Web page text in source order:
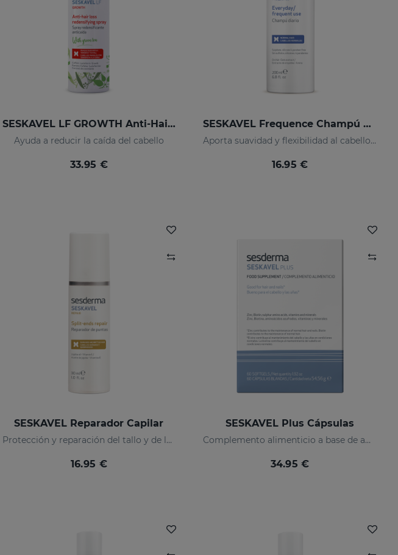
SESKAVEL LF GROWTH Anti-Hair Loss Redensifying Spray
Ayuda a reducir la caída del cabello
33.95 €
SESKAVEL Frequence Champú Frecuencia
Aporta suavidad y flexibilidad al cabello, protegiéndolo del daño oxidativo y los agentes externos.
16.95 €
SESKAVEL Reparador Capilar
Protección y reparación del tallo y de las puntas rotas del cabello que recobran su aspecto natural.
16.95 €
SESKAVEL Plus Cápsulas
Complemento alimenticio a base de aminoácidos azufrados, vitaminas y minerales
34.95 €